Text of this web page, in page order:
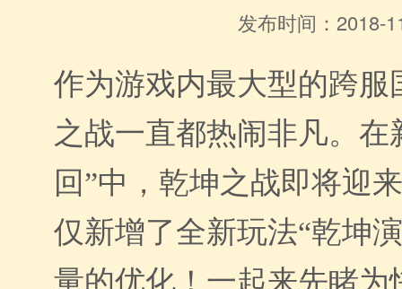
发布时间：2018-
作为游戏内最大型的跨服
之战一直都热闹非凡。在
回”中，乾坤之战即将迎
仅新增了全新玩法“乾坤
量的优化！一起来先睹为